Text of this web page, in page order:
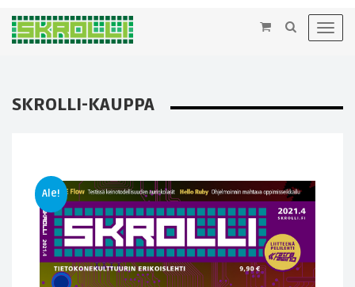
×
SKROLLI-KAUPPA
Ale!